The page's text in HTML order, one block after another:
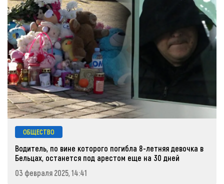
ОБЩЕСТВО
Водитель, по вине которого погибла 8-летняя девочка в
Бельцах, останется под арестом еще на 30 дней
03 февраля 2025, 14:41